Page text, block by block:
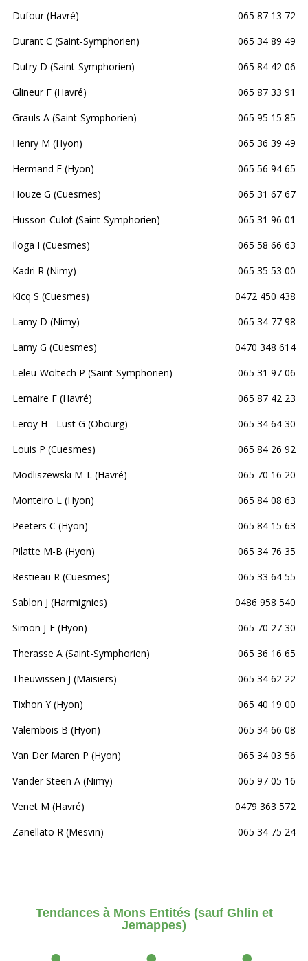
Dufour (Havré)
065 87 13 72
Durant C (Saint-Symphorien)
065 34 89 49
Dutry D (Saint-Symphorien)
065 84 42 06
Glineur F (Havré)
065 87 33 91
Grauls A (Saint-Symphorien)
065 95 15 85
Henry M (Hyon)
065 36 39 49
Hermand E (Hyon)
065 56 94 65
Houze G (Cuesmes)
065 31 67 67
Husson-Culot (Saint-Symphorien)
065 31 96 01
Iloga I (Cuesmes)
065 58 66 63
Kadri R (Nimy)
065 35 53 00
Kicq S (Cuesmes)
0472 450 438
Lamy D (Nimy)
065 34 77 98
Lamy G (Cuesmes)
0470 348 614
Leleu-Woltech P (Saint-Symphorien)
065 31 97 06
Lemaire F (Havré)
065 87 42 23
Leroy H - Lust G (Obourg)
065 34 64 30
Louis P (Cuesmes)
065 84 26 92
Modliszewski M-L (Havré)
065 70 16 20
Monteiro L (Hyon)
065 84 08 63
Peeters C (Hyon)
065 84 15 63
Pilatte M-B (Hyon)
065 34 76 35
Restieau R (Cuesmes)
065 33 64 55
Sablon J (Harmignies)
0486 958 540
Simon J-F (Hyon)
065 70 27 30
Therasse A (Saint-Symphorien)
065 36 16 65
Theuwissen J (Maisiers)
065 34 62 22
Tixhon Y (Hyon)
065 40 19 00
Valembois B (Hyon)
065 34 66 08
Van Der Maren P (Hyon)
065 34 03 56
Vander Steen A (Nimy)
065 97 05 16
Venet M (Havré)
0479 363 572
Zanellato R (Mesvin)
065 34 75 24
Tendances à Mons Entités (sauf Ghlin et
Jemappes)